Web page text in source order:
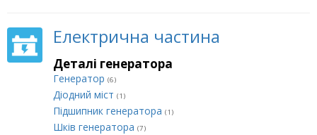
Електрична частина
Деталі генератора
Генератор (6)
Діодний міст (1)
Підшипник генератора (1)
Шків генератора (7)